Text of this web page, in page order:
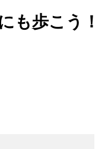
も歩こう！